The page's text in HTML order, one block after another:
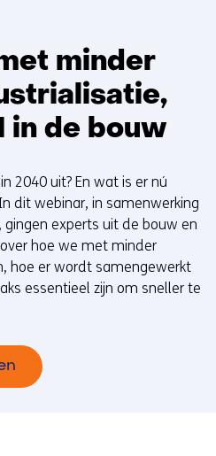
minder
in de bouw
2040 uit? En wat is er nú
dit webinar, in samenwerking
gingen experts uit de bouw en
hoe we met minder
hoe er wordt samengewerkt
essentieel zijn om sneller te